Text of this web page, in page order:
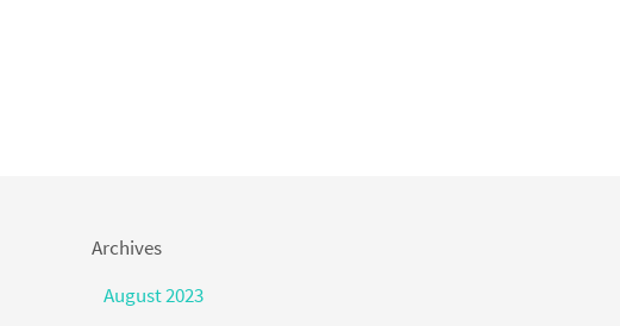
Archives
August 2023